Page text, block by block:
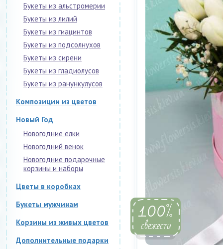
Букеты из альстромерии
Букеты из лилий
Букеты из гиацинтов
Букеты из подсолнухов
Букеты из сирени
Букеты из гладиолусов
Букеты из ранункулусов
Композиции из цветов
Новый Год
Новогодние ёлки
Новогодний венок
Новогодние подарочные
корзины и наборы
Цветы в коробках
Букеты мужчинам
Корзины из живых цветов
Дополнительные подарки
100%
свежести